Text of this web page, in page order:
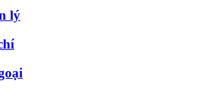
lý